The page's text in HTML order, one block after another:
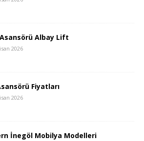
Albay Lift
2026
Fiyatları
2026
İnegöl Mobilya Modelleri